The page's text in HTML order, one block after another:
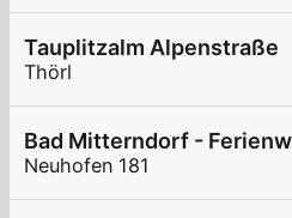
Tauplitzalm Alpenstraße
Thörl
Bad Mitterndorf -
Neuhofen 181